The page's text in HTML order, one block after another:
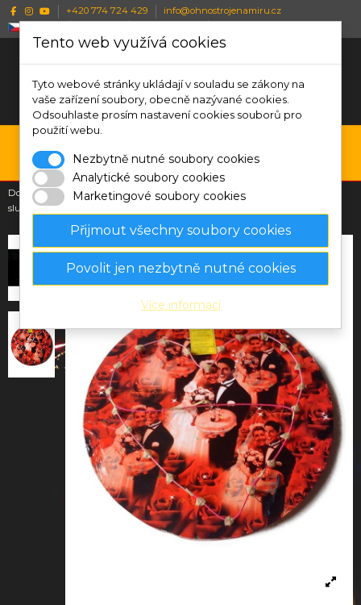
+420 774 724 429
info@ohnostrojenamiru.cz
Menu Vyhledávání Přihlásit se
Domů Svatební ohňostroje
Pyrotechnika Svatební srdce ve stříbném
slunci
Tento web využívá cookies
Tyto webové stránky ukládají v souladu se zákony na
vaše zařízení soubory, obecně nazývané cookies.
Odsouhlaste prosím nastavení cookies souborů pro
použití webu.
Nezbytně nutné soubory cookies
Analytické soubory cookies
Marketingové soubory cookies
Přijmout všechny soubory cookies
Povolit jen nezbytně nutné cookies
Více informací